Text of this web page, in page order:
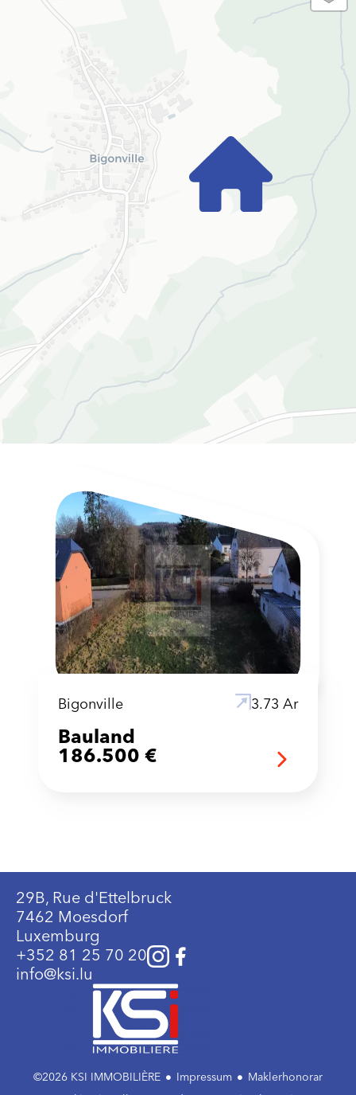
Bigonville 3.73 Ar
Bauland
186.500 €
29B, Rue d'Ettelbruck
7462 Moesdorf
Luxemburg
+352 81 25 70 20
info@ksi.lu
©2026 KSI IMMOBILIÈRE Impressum
Maklerhonorar